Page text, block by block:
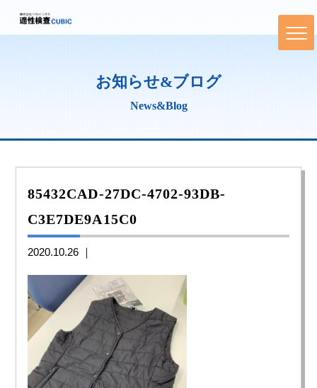
お知らせ&ブログ
News&Blog
85432CAD-27DC-4702-93DB-
C3E7DE9A15C0
2020.10.26 ｜